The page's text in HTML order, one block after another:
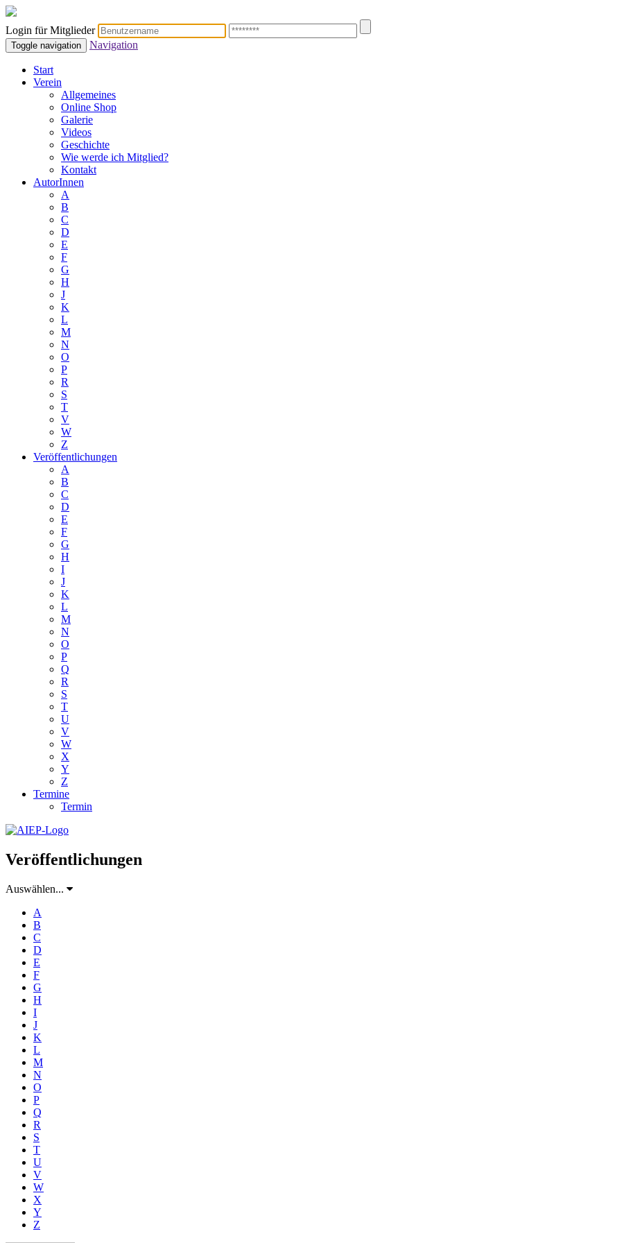
Login für Mitglieder
Toggle navigation Navigation
Start
Verein
Allgemeines
Online Shop
Galerie
Videos
Geschichte
Wie werde ich Mitglied?
Kontakt
AutorInnen
A
B
C
D
E
F
G
H
J
K
L
M
N
O
P
R
S
T
V
W
Z
Veröffentlichungen
A
B
C
D
E
F
G
H
I
J
K
L
M
N
O
P
Q
R
S
T
U
V
W
X
Y
Z
Termine
Termin
Veröffentlichungen
Auswählen...
A
B
C
D
E
F
G
H
I
J
K
L
M
N
O
P
Q
R
S
T
U
V
W
X
Y
Z